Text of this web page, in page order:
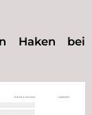
Haken bei